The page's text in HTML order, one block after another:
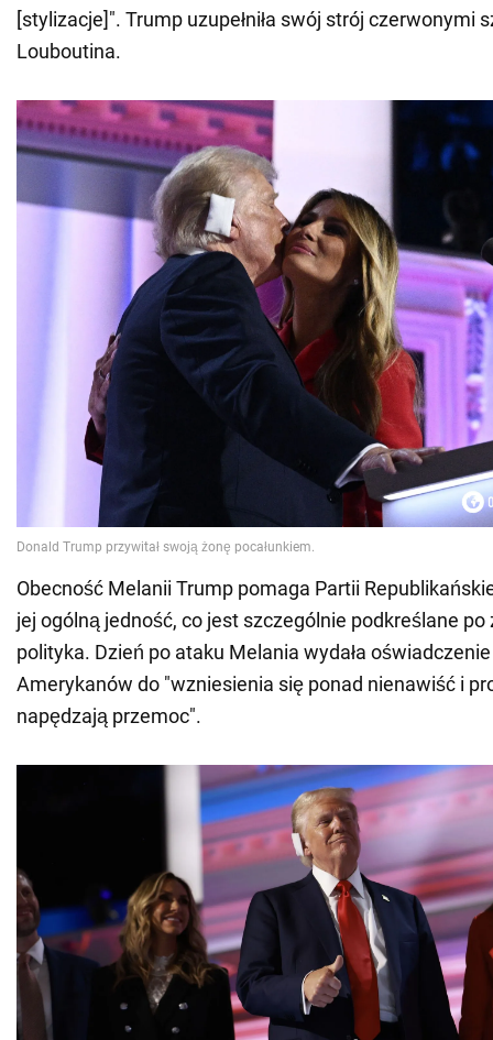
[stylizacje]". Trump uzupełniła swój strój czerwonymi
Louboutina.
Obecność Melanii Trump pomaga Partii
jej ogólną jedność, co jest szczególnie podkreślane
polityka. Dzień po ataku Melania wydała
Amerykanów do "wzniesienia się ponad nienawiść i
napędzają przemoc".